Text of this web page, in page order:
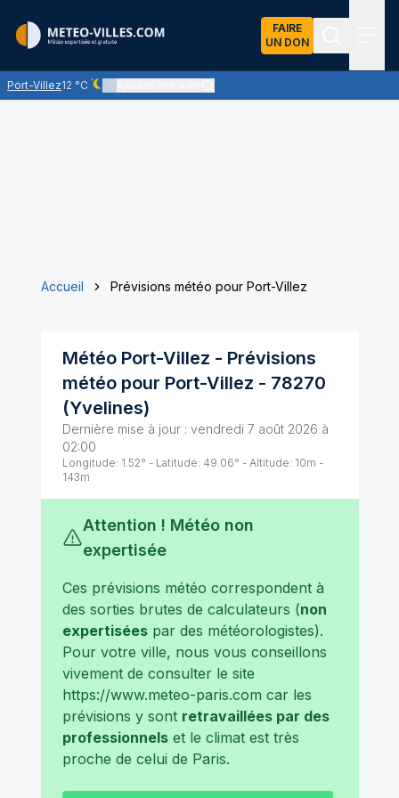
FAIRE
UN DON
Port-Villez12 °C
Ciel dégagé - quasiment pas de nuages
Accueil Prévisions météo pour Port-Villez
Météo Port-Villez - Prévisions
météo pour Port-Villez - 78270
(Yvelines)
Dernière mise à jour : vendredi 7 août 2026 à
02:00
Longitude: 1.52° - Latitude: 49.06° - Altitude: 10m -
143m
Attention ! Météo non
expertisée
Ces prévisions météo correspondent à
des sorties brutes de calculateurs (non
expertiséespar des météorologistes).
Pour votre ville, nous vous conseillons
vivement de consulter le site
https://www.meteo-paris.com car les
prévisions y sont retravaillées par des
professionnelset le climat est très
proche de celui de Paris.